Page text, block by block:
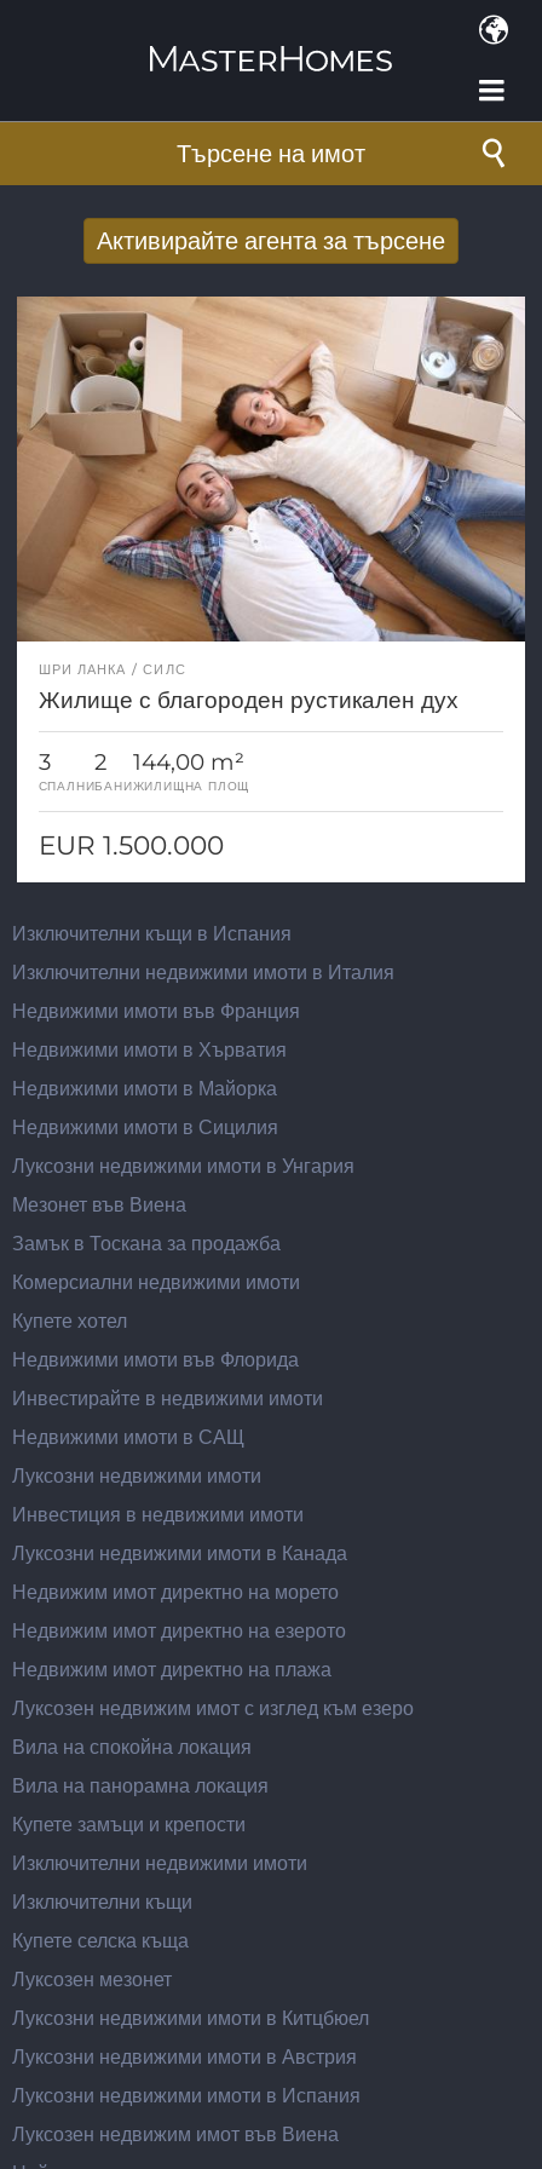
Търсене на имот
Активирайте агента за търсене
търсенето по имейл
E-mail адрес*
ШРИ ЛАНКА СИЛС
Жилище с благороден рустикален дух
3
СПАЛНИ
2
БАНИ
144,00 m²
ЖИЛИЩНА ПЛОЩ
EUR 1.500.000
Изключителни къщи в Испания
Изключителни недвижими имоти в Италия
Недвижими имоти във Франция
Недвижими имоти в Хърватия
Недвижими имоти в Майорка
Недвижими имоти в Сицилия
Луксозни недвижими имоти в Унгария
Мезонет във Виена
Замък в Тоскана за продажба
Комерсиални недвижими имоти
Купете хотел
Недвижими имоти във Флорида
Инвестирайте в недвижими имоти
Недвижими имоти в САЩ
Луксозни недвижими имоти
Инвестиция в недвижими имоти
Луксозни недвижими имоти в Канада
Недвижим имот директно на морето
Недвижим имот директно на езерото
Недвижим имот директно на плажа
Луксозен недвижим имот с изглед към езеро
Вила на спокойна локация
Вила на панорамна локация
Купете замъци и крепости
Изключителни недвижими имоти
Изключителни къщи
Купете селска къща
Луксозен мезонет
Луксозни недвижими имоти в Китцбюел
Луксозни недвижими имоти в Австрия
Луксозни недвижими имоти в Испания
Луксозен недвижим имот във Виена